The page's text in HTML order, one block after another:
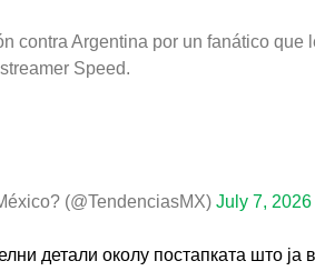
contra Argentina por un fanático que
Speed.
(@TendenciasMX) July 7, 2026
детали околу постапката што ја
МАРКЕТИНГ